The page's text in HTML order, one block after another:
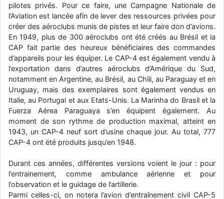
pilotes privés. Pour ce faire, une Campagne Nationale de
l’Aviation est lancée afin de lever des ressources privées pour
créer des aéroclubs munis de pistes et leur faire don d’avions.
En 1949, plus de 300 aéroclubs ont été créés au Brésil et la
CAP fait partie des heureux bénéficiaires des commandes
d’appareils pour les équiper. Le CAP-4 est également vendu à
l’exportation dans d’autres aéroclubs d’Amérique du Sud,
notamment en Argentine, au Brésil, au Chili, au Paraguay et en
Uruguay, mais des exemplaires sont également vendus en
Italie, au Portugal et aux Etats-Unis. La Marinha do Brasil et la
Fuerza Aérea Paraguaya s’en équipent également. Au
moment de son rythme de production maximal, atteint en
1943, un CAP-4 neuf sort d’usine chaque jour. Au total, 777
CAP-4 ont été produits jusqu’en 1948.
Durant ces années, différentes versions voient le jour : pour
l’entrainement, comme ambulance aérienne et pour
l’observation et le guidage de l’artillerie.
Parmi celles-ci, on notera l’avion d’entraînement civil CAP-5